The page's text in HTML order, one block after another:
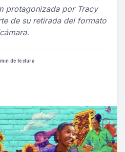
protagonizada por Tracy
de su retirada del formato
de lectura·